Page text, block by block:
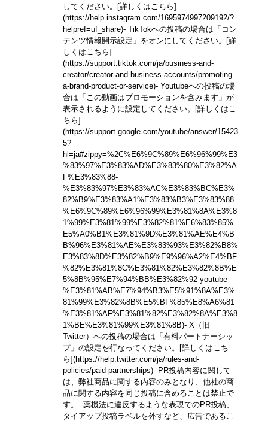
してください。
[詳しくはこちら]
(https://help.instagram.com/1695974997209192/?
helpref=uf_share)- TikTokへの投稿の場合は「コン
テンツ情報開示設定」をオンにしてください。
[詳
しくはこちら]
(https://support.tiktok.com/ja/business-and-
creator/creator-and-business-accounts/promoting-
a-brand-product-or-service)- Youtubeへの投稿の場
合は「この動画はプロモーションを含みます」が
表示されるように設定してください。
[詳しくはこ
ちら]
(https://support.google.com/youtube/answer/15423
5?
hl=ja#zippy=%2C%E6%9C%89%E6%96%99%E3
%83%97%E3%83%AD%E3%83%80%E3%82%A
F%E3%83%88-
%E3%83%97%E3%83%AC%E3%83%BC%E3%
82%B9%E3%83%A1%E3%83%B3%E3%83%88
%E6%9C%89%E6%96%99%E3%81%8A%E3%8
1%99%E3%81%99%E3%82%81%E6%83%85%
E5%A0%B1%E3%81%9D%E3%81%AE%E4%B
B%96%E3%81%AE%E3%83%93%E3%82%B8%
E3%83%8D%E3%82%B9%E9%96%A2%E4%BF
%82%E3%81%8C%E3%81%82%E3%82%8B%E
5%8B%95%E7%94%BB%E3%82%92-youtube-
%E3%81%AB%E7%94%B3%E5%91%8A%E3%
81%99%E3%82%8B%E5%BF%85%E8%A6%81
%E3%81%AF%E3%81%82%E3%82%8A%E3%8
1%BE%E3%81%99%E3%81%8B)- X（旧
Twitter）への投稿の場合は「有料パートナーシッ
プ」の設定を行なってください。
[詳しくはこち
ら](https://help.twitter.com/ja/rules-and-
policies/paid-partnerships)- PR投稿内容に関して
は、弊社商品に関する内容のみとなり、他社の商
品に関する内容を同じ投稿に含めることは禁止で
す。- 薬機法に違反するような表現でのPR投稿、
タイアップ投稿ラベルを外すなど、広告であるこ